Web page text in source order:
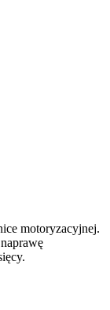
motoryzacyjnej.